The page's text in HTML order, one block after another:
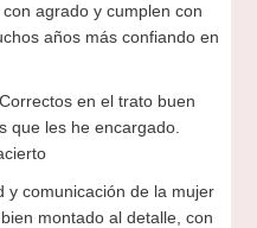
agrado y cumplen con
años más confiando en
en el trato buen
que les he encargado.
y comunicación de la mujer
montado al detalle, con